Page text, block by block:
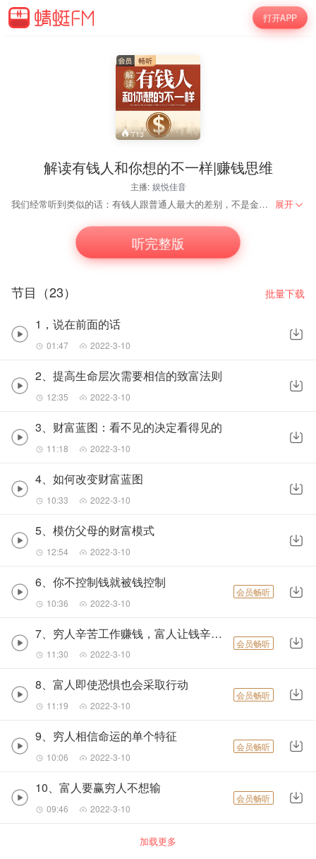
打开APP
713
解读有钱人和你想的不一样|赚钱思维
主播: 娱悦佳音
我们经常听到类似的话：有钱人跟普通人最大的差别，不是金钱，而是思维方式。但这种思维方式到底是什么，却很少有人说清楚。本专辑就是教你怎么建立在金钱方面的思考模式，并且挑战你那些有所局限而消极的想法、习惯和行动。 拥有15年以上的高管经验的孙春岭老师，深入解读《有钱人和你想的不一样》，结合自身创业、管理、经商经验，用通俗易懂的方式带你真正了解财富法则，从资源、投资、理性、共识等多个方面，提高财商，发现你身边唾手可得的财富！ 展开
听完整版
节目（23） 批量下载
1，说在前面的话
01:47 2022-3-10
2、提高生命层次需要相信的致富法则
12:35 2022-3-10
3、财富蓝图：看不见的决定看得见的
11:18 2022-3-10
4、如何改变财富蓝图
10:33 2022-3-10
5、模仿父母的财富模式
12:54 2022-3-10
6、你不控制钱就被钱控制
10:36 2022-3-10
会员畅听
7、穷人辛苦工作赚钱，富人让钱辛苦工作
11:30 2022-3-10
会员畅听
8、富人即使恐惧也会采取行动
11:19 2022-3-10
会员畅听
9、穷人相信命运的单个特征
10:06 2022-3-10
会员畅听
10、富人要赢穷人不想输
09:46 2022-3-10
会员畅听
加载更多